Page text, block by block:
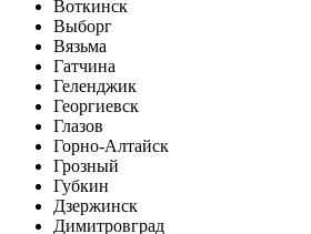
Воткинск
Выборг
Вязьма
Гатчина
Геленджик
Георгиевск
Глазов
Горно-Алтайск
Грозный
Губкин
Дзержинск
Димитровград